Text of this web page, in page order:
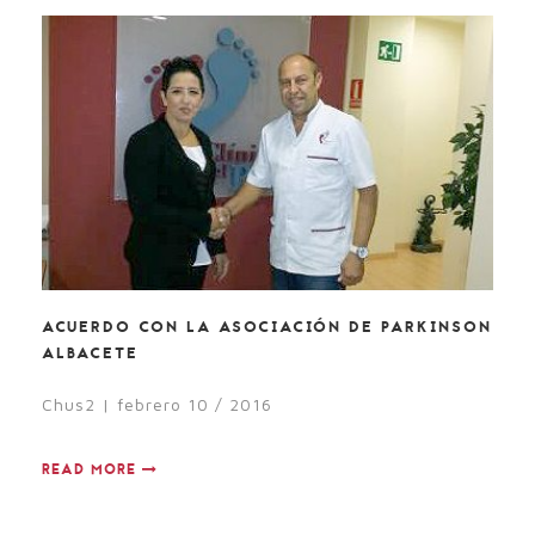
ACUERDO CON LA ASOCIACIÓN DE PARKINSON
ALBACETE
Chus2 | febrero 10 / 2016
READ MORE